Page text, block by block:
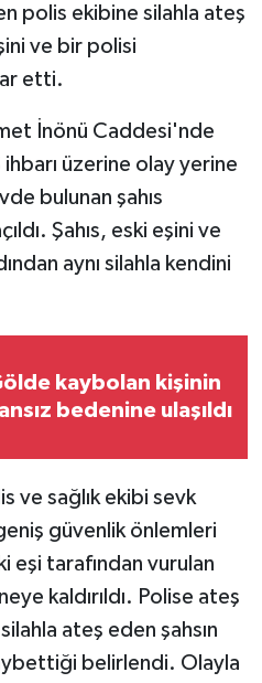
polis ekibine silahla ateş
ve bir polisi
etti.
İnönü Caddesi'nde
üzerine olay yerine
bulunan şahıs
Şahıs, eski eşini ve
aynı silahla kendini
kaybolan kişinin
bedenine ulaşıldı
ve sağlık ekibi sevk
güvenlik önlemleri
eşi tarafından vurulan
kaldırıldı. Polise ateş
ateş eden şahsın
belirlendi. Olayla